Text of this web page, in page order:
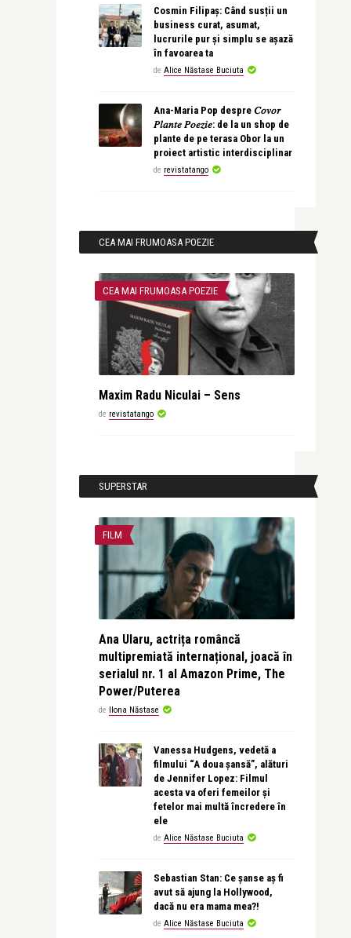
Cosmin Filipaș: Când susții un
business curat, asumat,
lucrurile pur și simplu se așază
în favoarea ta
de Alice Năstase Buciuta
Ana-Maria Pop despre 𝐶𝑜𝑣𝑜𝑟
𝑃𝑙𝑎𝑛𝑡𝑒 𝑃𝑜𝑒𝑧𝑖𝑒: de la un shop de
plante de pe terasa Obor la un
proiect artistic interdisciplinar
de revistatango
CEA MAI FRUMOASA POEZIE
CEA MAI FRUMOASA POEZIE
Maxim Radu Niculai – Sens
de revistatango
SUPERSTAR
FILM
Ana Ularu, actrița româncă
multipremiată internațional, joacă în
serialul nr. 1 al Amazon Prime, The
Power/Puterea
de Ilona Năstase
Vanessa Hudgens, vedetă a
filmului “A doua șansă”, alături
de Jennifer Lopez: Filmul
acesta va oferi femeilor și
fetelor mai multă încredere în
ele
de Alice Năstase Buciuta
Sebastian Stan: Ce șanse aș fi
avut să ajung la Hollywood,
dacă nu era mama mea?!
de Alice Năstase Buciuta